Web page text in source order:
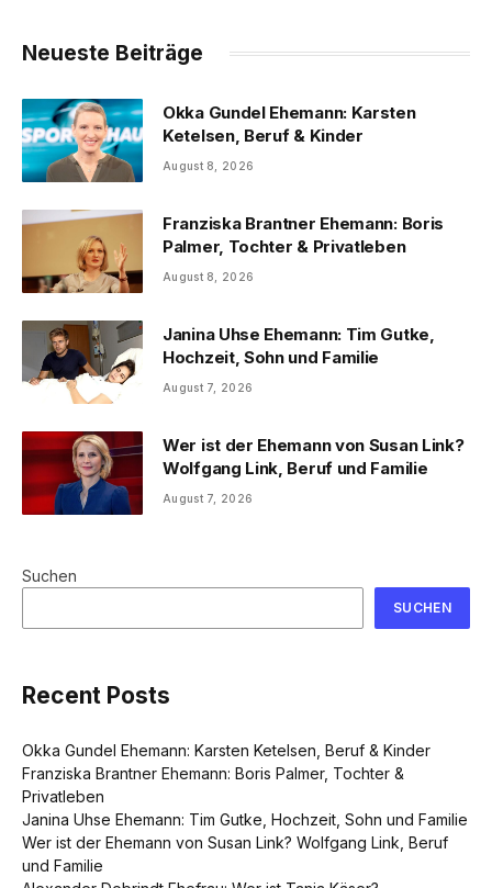
Neueste Beiträge
Okka Gundel Ehemann: Karsten
Ketelsen, Beruf & Kinder
August 8, 2026
Franziska Brantner Ehemann: Boris
Palmer, Tochter & Privatleben
August 8, 2026
Janina Uhse Ehemann: Tim Gutke,
Hochzeit, Sohn und Familie
August 7, 2026
Wer ist der Ehemann von Susan Link?
Wolfgang Link, Beruf und Familie
August 7, 2026
Suchen
SUCHEN
Recent Posts
Okka Gundel Ehemann: Karsten Ketelsen, Beruf & Kinder
Franziska Brantner Ehemann: Boris Palmer, Tochter &
Privatleben
Janina Uhse Ehemann: Tim Gutke, Hochzeit, Sohn und Familie
Wer ist der Ehemann von Susan Link? Wolfgang Link, Beruf
und Familie